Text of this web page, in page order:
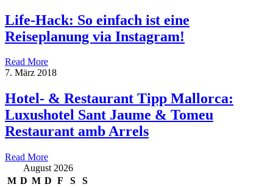
Life-Hack: So einfach ist eine
Reiseplanung via Instagram!
Read More
7. März 2018
Hotel- & Restaurant Tipp Mallorca:
Luxushotel Sant Jaume & Tomeu
Restaurant amb Arrels
Read More
August 2026
M D M D F S
S